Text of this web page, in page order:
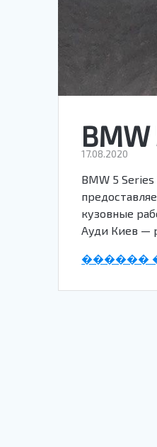
17.08.2020
BMW 5
кузовные
Ауди Киев —
������